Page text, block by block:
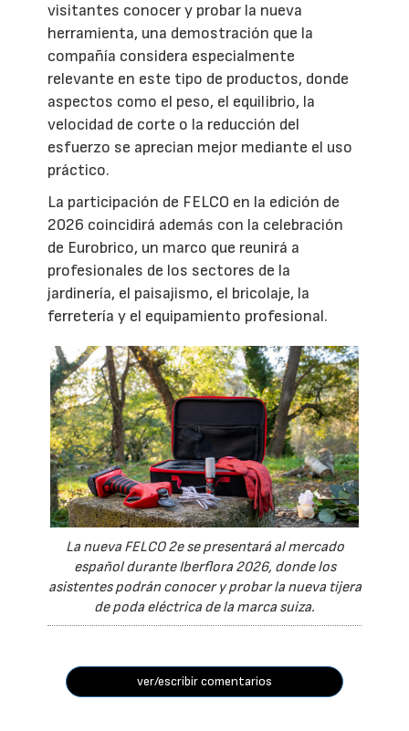
visitantes conocer y probar la nueva
herramienta, una demostración que la
compañía considera especialmente
relevante en este tipo de productos, donde
aspectos como el peso, el equilibrio, la
velocidad de corte o la reducción del
esfuerzo se aprecian mejor mediante el uso
práctico.
La participación de FELCO en la edición de
2026 coincidirá además con la celebración
de Eurobrico, un marco que reunirá a
profesionales de los sectores de la
jardinería, el paisajismo, el bricolaje, la
ferretería y el equipamiento profesional.
La nueva FELCO 2e se presentará al mercado
español durante Iberflora 2026, donde los
asistentes podrán conocer y probar la nueva tijera
de poda eléctrica de la marca suiza.
ver/escribir comentarios